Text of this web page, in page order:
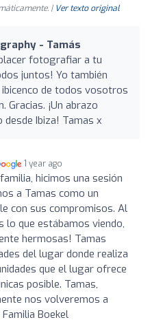
| Ver texto original
- Tamás
placer fotografiar a tu
juntos! Yo también
de todos vosotros
Gracias. ¡Un abrazo
Ibiza! Tamas x
1 year ago
hicimos una sesión
a Tamas como un
con sus compromisos. Al
lo que estábamos viendo,
hermosas! Tamas
del lugar donde realiza
que el lugar ofrece
posible. Tamas,
nos volveremos a
Boekel